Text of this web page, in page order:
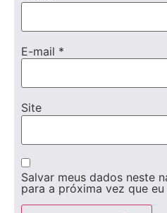
E-mail *
Site
Salvar meus dados neste
para a próxima vez que eu